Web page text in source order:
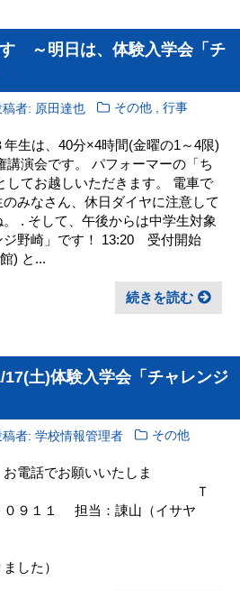
～明日は、体験入学会「チ
稿者: 原田達也 その他 ,行事
生は、40分×4時間(金曜の1～4限)
講演会です。 パフォーマーの「ち
してお越しいただきます。 電車で
みなさん、休日ダイヤに注意して
. そして、午後からは中学生対象
ジ野崎」です！ 13:20 受付開始
) と...
続きを読む
土)体験入学会「チャレンジ
稿者: 学校情報管理者 その他
電話でお願いいたしま
Ｔ
０９１１ 担当：諌山（イサヤ
した）